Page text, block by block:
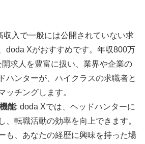
収入で一般には公開されていない求
doda Xがおすすめです。年収800万
求人を豊富に扱い、業界や企業の
ハンターが、ハイクラスの求職者と
ッチングします。
能: doda Xでは、ヘッドハンターに
、転職活動の効率を向上できます。
も、あなたの経歴に興味を持った場